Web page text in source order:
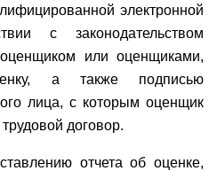
электронной
с законодательством
или оценщиками,
а также подписью
лица, с которым оценщик
договор.
отчета об оценке,